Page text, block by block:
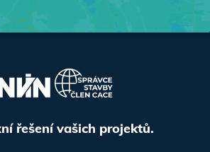
řešení vašich projektů.